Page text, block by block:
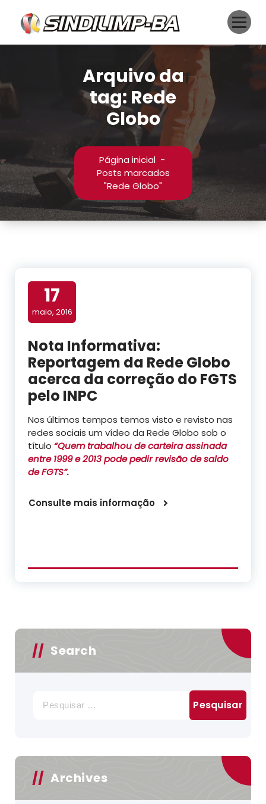
conteúdo
Arquivo da
tag: Rede
Globo
Página inicial-
Posts marcados
"Rede Globo"
17
maio, 2016
Nota Informativa:
Reportagem da Rede Globo
acerca da correção do FGTS
pelo INPC
Nos últimos tempos temos visto e revisto nas
redes sociais um vídeo da Rede Globo sob o
título “Quem trabalhou de carteira assinada
entre 1999 e 2013 pode pedir revisão de saldo
de FGTS”.
Consulte mais informação
Search
por:
Archives